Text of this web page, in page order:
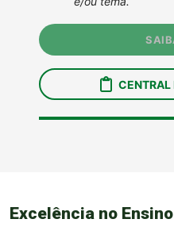
Excelência no Ensino